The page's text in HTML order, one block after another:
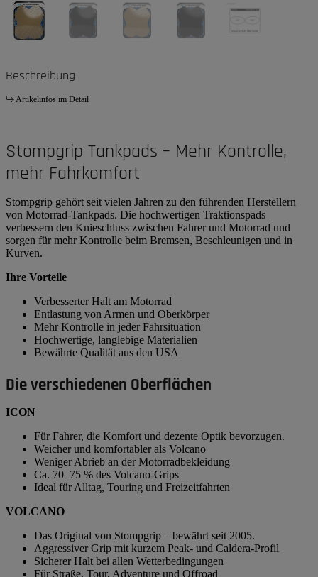
Beschreibung
Artikelinfos im Detail
Stompgrip Tankpads – Mehr Kontrolle,
mehr Fahrkomfort
Stompgrip gehört seit vielen Jahren zu den führenden Herstellern
von Motorrad-Tankpads. Die hochwertigen Traktionspads
verbessern den Knieschluss zwischen Fahrer und Motorrad und
sorgen für mehr Kontrolle beim Bremsen, Beschleunigen und in
Kurven.
Ihre Vorteile
Verbesserter Halt am Motorrad
Entlastung von Armen und Oberkörper
Mehr Kontrolle in jeder Fahrsituation
Hochwertige, langlebige Materialien
Bewährte Qualität aus den USA
Die verschiedenen Oberflächen
ICON
Für Fahrer, die Komfort und dezente Optik bevorzugen.
Weicher und komfortabler als Volcano
Weniger Abrieb an der Motorradbekleidung
Ca. 70–75 % des Volcano-Grips
Ideal für Alltag, Touring und Freizeitfahrten
VOLCANO
Das Original von Stompgrip – bewährt seit 2005.
Aggressiver Grip mit kurzem Peak- und Caldera-Profil
Sicherer Halt bei allen Wetterbedingungen
Für Straße, Tour, Adventure und Offroad